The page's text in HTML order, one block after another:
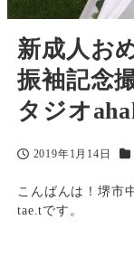
新成人お
振袖記念
タジオ
投稿日
2019年1月14日 カ
こんばんは！堺市
tae.tです。